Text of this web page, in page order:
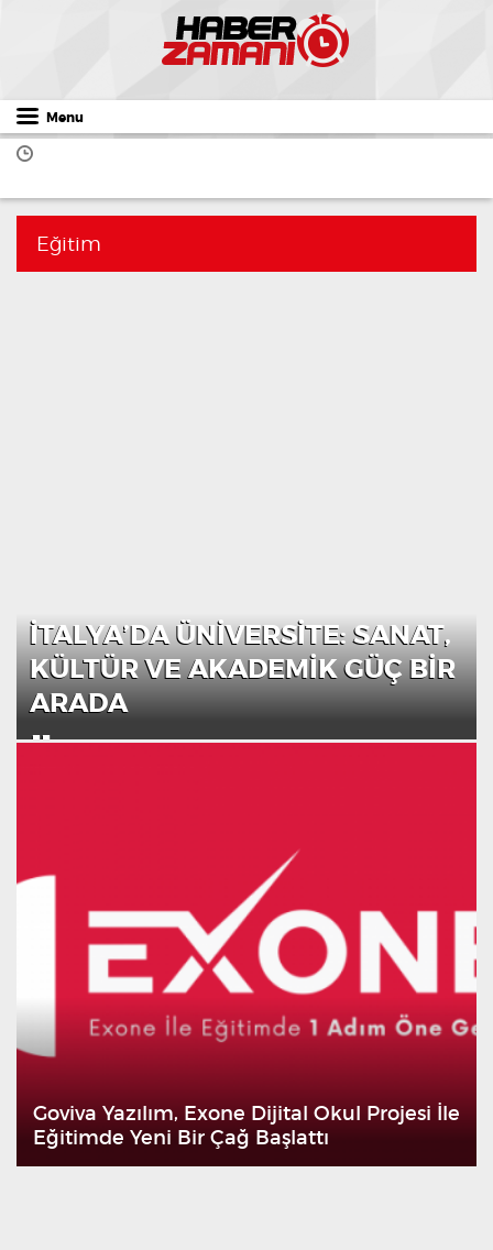
Menu
Eğitim
İTALYA’DA ÜNIVERSITE: SANAT,
KÜLTÜR VE AKADEMIK GÜÇ BIR
ARADA
Goviva Yazılım, Exone Dijital Okul Projesi İle
Eğitimde Yeni Bir Çağ Başlattı